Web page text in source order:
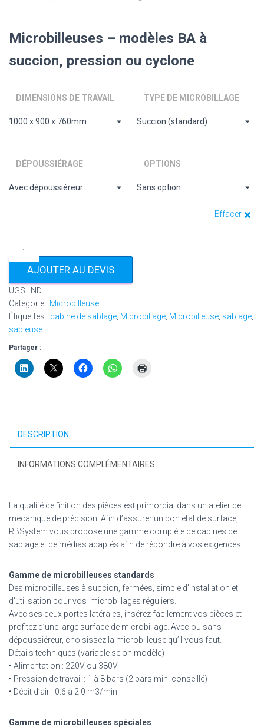
Microbilleuses – modèles BA à
succion, pression ou cyclone
DIMENSIONS DE TRAVAIL TYPE DE MICROBILLAGE
DÉPOUSSIÉRAGE OPTIONS
Effacer
quantité
de
Microbilleuses
-
modèles
BA
à
pression
ou
cyclone
AJOUTER AU DEVIS
UGS : ND
Catégorie : Microbilleuse
Étiquettes : cabine de sablage, Microbillage, Microbilleuse, sablage,
sableuse
Partager :
DESCRIPTION
INFORMATIONS COMPLÉMENTAIRES
La qualité de finition des pièces est primordial dans un atelier de
mécanique de précision. Afin d’assurer un bon état de surface,
RBSystem vous propose une gamme complète de cabines de
sablage et de médias adaptés afin de répondre à vos exigences.
Gamme de microbilleuses standards
Des microbilleuses à succion, fermées, simple d’installation et
d’utilisation pour vos microbillages réguliers.
Avec ses deux portes latérales, insérez facilement vos pièces et
profitez d’une large surface de microbillage. Avec ou sans
dépoussiéreur, choisissez la microbilleuse qu’il vous faut.
Détails techniques (variable selon modèle) :
• Alimentation : 220V ou 380V
• Pression de travail : 1 à 8 bars (2 bars min. conseillé)
• Débit d’air : 0.6 à 2.0 m3/min
Gamme de microbilleuses spéciales